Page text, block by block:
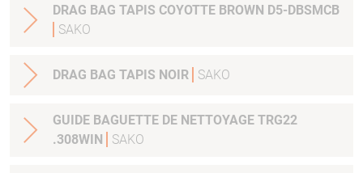
DRAG BAG TAPIS COYOTTE BROWN D5-DBSMCB
SAKO
DRAG BAG TAPIS NOIR SAKO
GUIDE BAGUETTE DE NETTOYAGE TRG22
.308WIN
SAKO